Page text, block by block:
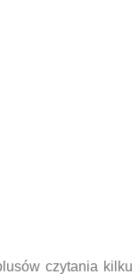
czytania kilku